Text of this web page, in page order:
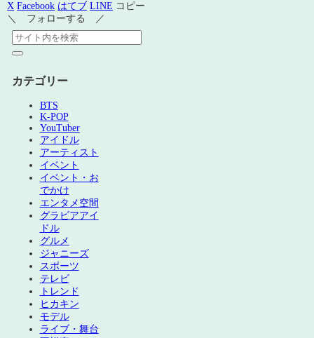
X Facebook はてブ LINE コピー
＼ フォローする ／
カテゴリー
BTS
K-POP
YouTuber
アイドル
アーティスト
イベント
イベント・お
でかけ
エンタメ空間
グラビアアイ
ドル
グルメ
ジャニーズ
スポーツ
テレビ
トレンド
ヒカキン
モデル
ライブ・舞台